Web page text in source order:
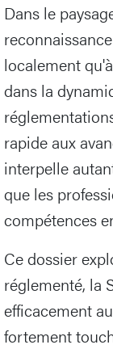
Dans le
localement
dans la
rapide aux
interpelle
que les
compétences
Ce dossier
réglementé, la
efficacement
fortement